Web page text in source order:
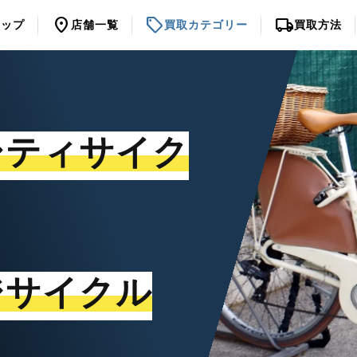
プ location_on 店舗一覧 sell買取カテゴリー local_shipping買取方法
ィサイク
イクル